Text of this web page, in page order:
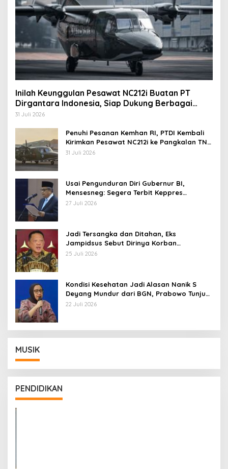
Inilah Keunggulan Pesawat NC212i Buatan PT
Dirgantara Indonesia, Siap Dukung Berbagai
Operasi TNI
31 Juli 2026
Penuhi Pesanan Kemhan RI, PTDI Kembali
Kirimkan Pesawat NC212i ke Pangkalan TNI
AU
31 Juli 2026
Usai Pengunduran Diri Gubernur BI,
Mensesneg: Segera Terbit Keppres
Pemberhentian dengan Hormat
27 Juli 2026
Jadi Tersangka dan Ditahan, Eks
Jampidsus Sebut Dirinya Korban
Kriminalisasi
25 Juli 2026
Kondisi Kesehatan Jadi Alasan Nanik S
Deyang Mundur dari BGN, Prabowo Tunjuk
Wamentan Sudaryono
22 Juli 2026
MUSIK
PENDIDIKAN